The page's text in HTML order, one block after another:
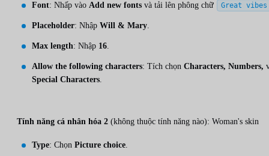
Font: Nhấp vào Add new fonts và tải lên phông chữ Great vibes
Placeholder: Nhập Will & Mary.
Max length: Nhập 16.
Allow the following characters: Tích chọn Characters, Numbers,
Special Characters.
Tính năng cá nhân hóa 2 (không thuộc tính năng nào): Woman's skin
Type: Chọn Picture choice.